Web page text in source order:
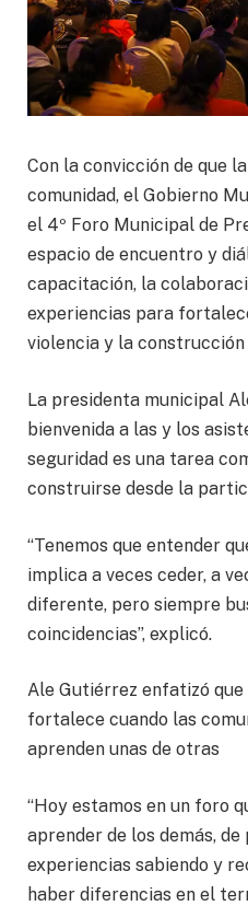
Con la convicción de que
comunidad, el Gobierno
el 4º Foro Municipal de
espacio de encuentro y
capacitación, la
experiencias para
violencia y la
La presidenta municipal
bienvenida a las y los
seguridad es una tarea
construirse desde la
“Tenemos que entender
implica a veces ceder, a
diferente, pero siempre
coincidencias”, explicó.
Ale Gutiérrez enfatizó que
fortalece cuando las
aprenden unas de otras
“Hoy estamos en un foro
aprender de los demás,
experiencias sabiendo y
haber diferencias en el